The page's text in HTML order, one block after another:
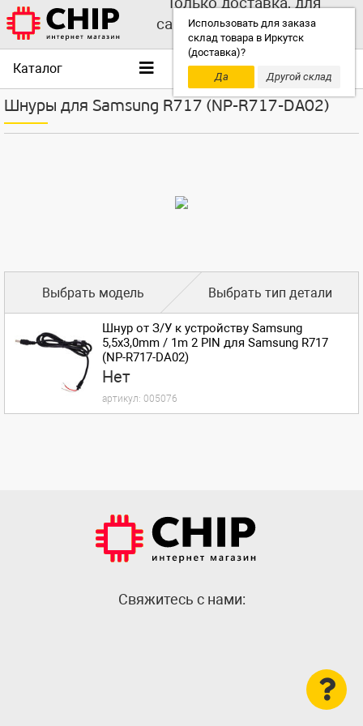
Использовать для заказа
склад товара в Иркутск
(доставка)?
Да
Другой склад
самовывоза выбирайте
другой склад!
Каталог
Шнуры для Samsung R717 (NP-R717-DA02)
Выбрать модель Выбрать тип детали
Шнур от З/У к устройству Samsung
5,5x3,0mm / 1m 2 PIN для Samsung R717
(NP-R717-DA02)
Нет
артикул: 005076
Cвяжитесь с нами: